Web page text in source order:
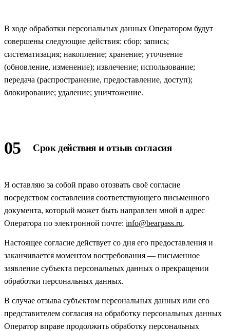
В ходе обработки персональных данных Оператором будут
совершены следующие действия: сбор; запись;
систематизация; накопление; хранение; уточнение
(обновление, изменение); извлечение; использование;
передача (распространение, предоставление, доступ);
блокирование; удаление; уничтожение.
05 Срок действия и отзыв согласия
Я оставляю за собой право отозвать своё согласие
посредством составления соответствующего письменного
документа, который может быть направлен мной в адрес
Оператора по электронной почте: info@bearpass.ru.
Настоящее согласие действует со дня его предоставления и
заканчивается моментом востребования — письменное
заявление субъекта персональных данных о прекращении
обработки персональных данных.
В случае отзыва субъектом персональных данных или его
представителем согласия на обработку персональных данных
Оператор вправе продолжить обработку персональных